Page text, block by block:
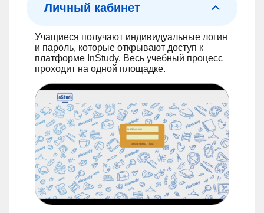
Личный кабинет
Учащиеся получают индивидуальные логин
и пароль, которые открывают доступ к
платформе InStudy. Весь учебный процесс
проходит на одной площадке.